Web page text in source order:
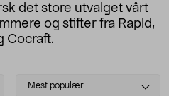
det store utvalget vårt
og stifter fra Rapid,
Cocraft.
Select
Mest populær